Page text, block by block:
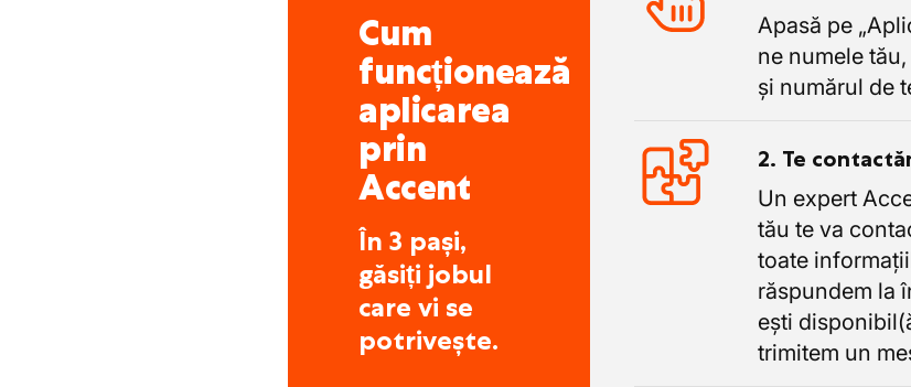
Cum
funcționează
aplicarea
prin
Accent
În 3 pași,
găsiți jobul
care vi se
potrivește.
Apasă pe
ne numele
și numărul de
2. Te
Un expert
tău te va
toate
răspundem la
ești
trimitem un